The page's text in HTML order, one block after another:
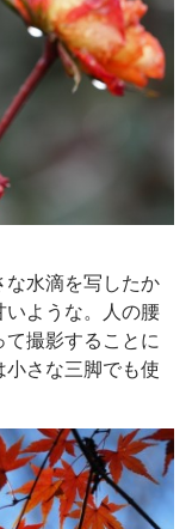
な水滴を写したか
いような。人の腰
撮影することに
さな三脚でも使